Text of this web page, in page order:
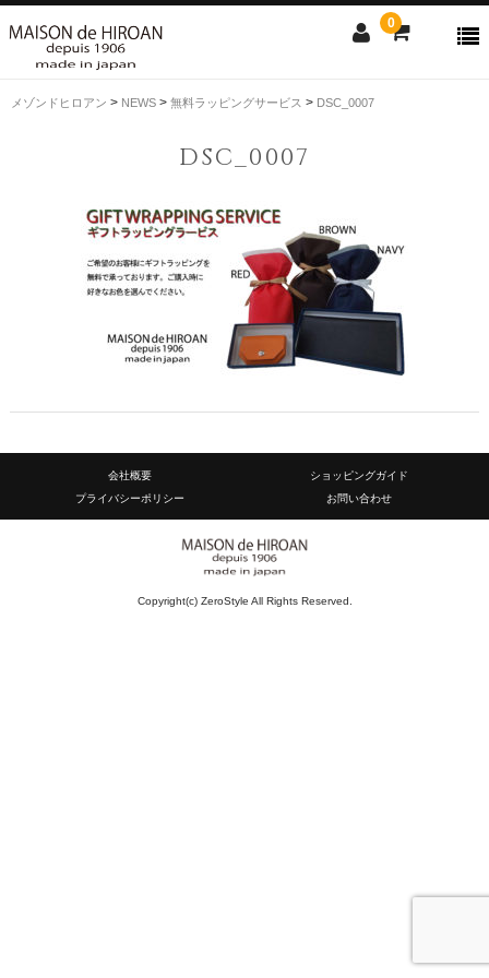
0
Shopping guide
CLOSE
メゾンドヒロアン > NEWS > 無料ラッピングサービス > DSC_0007
DSC_0007
会社概要
ショッピングガイド
プライバシーポリシー
お問い合わせ
Copyright(c) ZeroStyle All Rights Reserved.